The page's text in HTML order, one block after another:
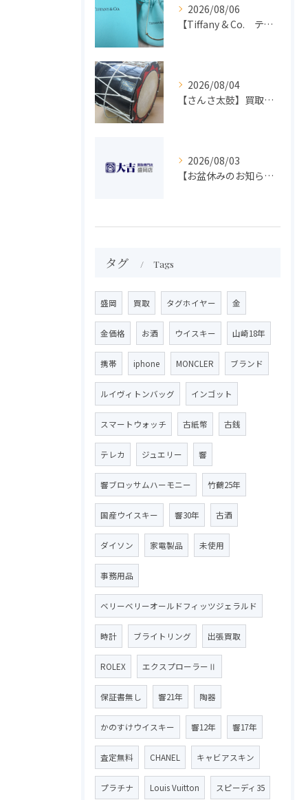
2026/08/06
【Tiffany & Co. ティファニー】買取 大吉盛岡店 アクセサリー買取しました！！
2026/08/04
【さんさ太鼓】買取 大吉盛岡店 楽器 買取します！！
2026/08/03
【お盆休みのお知らせ】買取専門 大吉 盛岡店
タグ Tags
盛岡 買取 タグホイヤー 金
金価格 お酒 ウイスキー 山崎18年
携帯 iphone MONCLER ブランド
ルイヴィトンバッグ インゴット
スマートウォッチ 古紙幣 古銭
テレカ ジュエリー 響
響ブロッサムハーモニー 竹鶴25年
国産ウイスキー 響30年 古酒
ダイソン 家電製品 未使用
事務用品
ベリーベリーオールドフィッツジェラルド
時計 ブライトリング 出張買取
ROLEX エクスプローラーⅡ
保証書無し 響21年 陶器
かのすけウイスキー 響12年 響17年
査定無料 CHANEL キャビアスキン
プラチナ Louis Vuitton スピーディ35